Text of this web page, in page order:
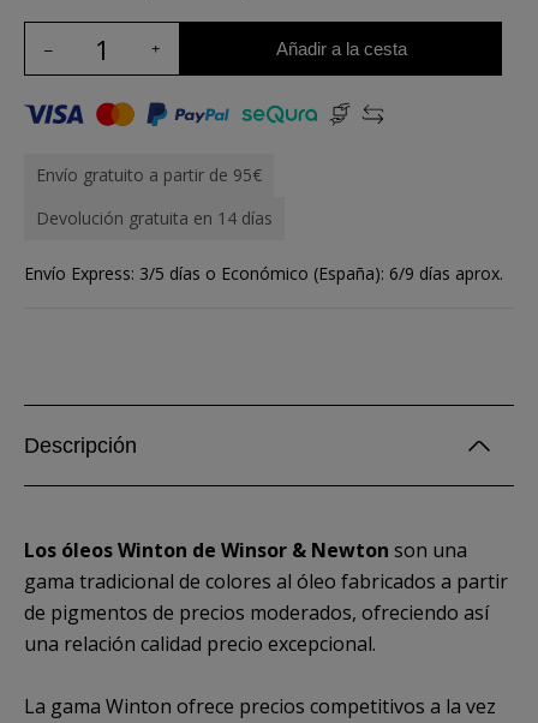
Añadir a la cesta
Envío gratuito a partir de 95€
Devolución gratuita en 14 días
Envío Express: 3/5 días o Económico (España): 6/9 días aprox.
Descripción
Los óleos Winton de Winsor & Newton son una
gama tradicional de colores al óleo fabricados a partir
de pigmentos de precios moderados, ofreciendo así
una relación calidad precio excepcional.
La gama Winton ofrece precios competitivos a la vez